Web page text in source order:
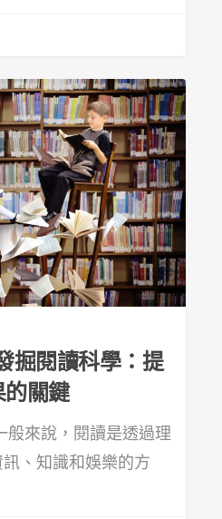
掘閱讀科學：提
的關鍵
般來說，閱讀是透過理
、知識和娛樂的方